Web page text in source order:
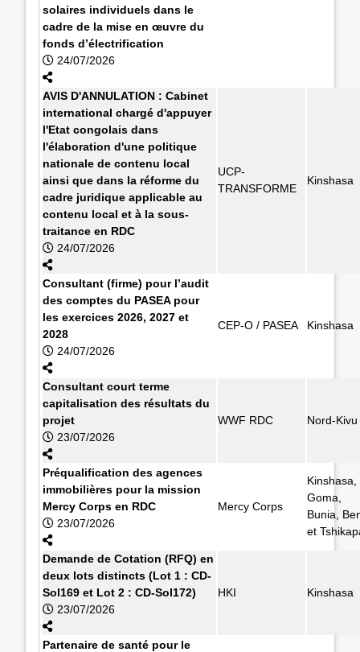
solaires individuels dans le
cadre de la mise en œuvre du
fonds d’électrification
24/07/2026
AVIS D'ANNULATION : Cabinet
international chargé d'appuyer
l'Etat congolais dans
l'élaboration d'une politique
nationale de contenu local
ainsi que dans la réforme du
cadre juridique applicable au
contenu local et à la sous-
traitance en RDC
24/07/2026
UCP-
TRANSFORME
Kinshasa
Consultant (firme) pour l’audit
des comptes du PASEA pour
les exercices 2026, 2027 et
2028
24/07/2026
CEP-O / PASEA Kinshasa
Consultant court terme
capitalisation des résultats du
projet
23/07/2026
WWF RDC Nord-Kivu
Préqualification des agences
immobilières pour la mission
Mercy Corps en RDC
23/07/2026
Mercy Corps
Kinshasa,
Goma,
Bunia,
et
Demande de Cotation (RFQ) en
deux lots distincts (Lot 1 : CD-
Sol169 et Lot 2 : CD-Sol172)
23/07/2026
HKI Kinshasa
Partenaire de santé pour le